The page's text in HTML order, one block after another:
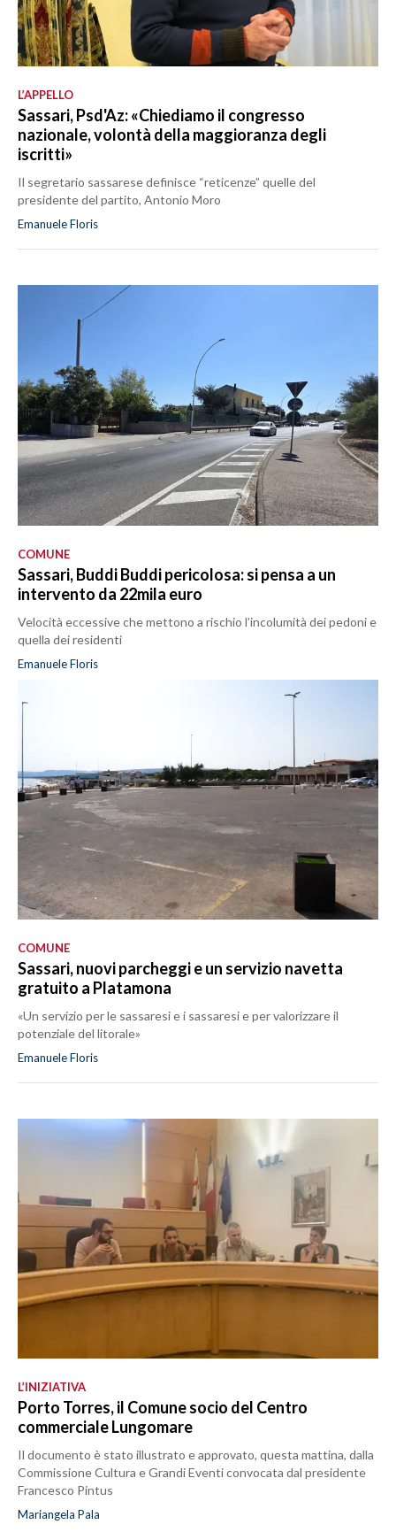
L’APPELLO
Sassari, Psd'Az: «Chiediamo il congresso
nazionale, volontà della maggioranza degli
iscritti»
Il segretario sassarese definisce “reticenze” quelle del
presidente del partito, Antonio Moro
Emanuele Floris
COMUNE
Sassari, Buddi Buddi pericolosa: si pensa a un
intervento da 22mila euro
Velocità eccessive che mettono a rischio l’incolumità dei pedoni e
quella dei residenti
Emanuele Floris
COMUNE
Sassari, nuovi parcheggi e un servizio navetta
gratuito a Platamona
«Un servizio per le sassaresi e i sassaresi e per valorizzare il
potenziale del litorale»
Emanuele Floris
L’INIZIATIVA
Porto Torres, il Comune socio del Centro
commerciale Lungomare
Il documento è stato illustrato e approvato, questa mattina, dalla
Commissione Cultura e Grandi Eventi convocata dal presidente
Francesco Pintus
Mariangela Pala